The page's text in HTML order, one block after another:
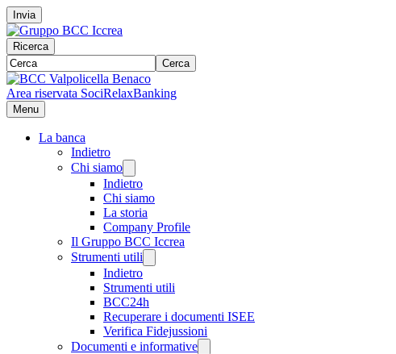
Invia
Ricerca
Cerca
Area riservata SociRelaxBanking
Menu
La banca
Indietro
Chi siamo
Indietro
Chi siamo
La storia
Company Profile
Il Gruppo BCC Iccrea
Strumenti utili
Indietro
Strumenti utili
BCC24h
Recuperare i documenti ISEE
Verifica Fidejussioni
Documenti e informative